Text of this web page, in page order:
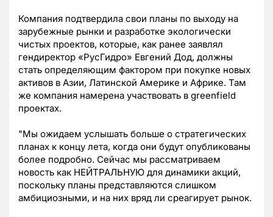
Компания подтвердила свои планы по выходу на
зарубежные рынки и разработке экологически
чистых проектов, которые, как ранее заявлял
гендиректор «РусГидро» Евгений Дод, должны
стать определяющим фактором при покупке новых
активов в Азии, Латинской Америке и Африке. Там
же компания намерена участвовать в greenfield
проектах.
"Мы ожидаем услышать больше о стратегических
планах к концу лета, когда они будут опубликованы
более подробно. Сейчас мы рассматриваем
новость как НЕЙТРАЛЬНУЮ для динамики акций,
поскольку планы представляются слишком
амбициозными, и на них вряд ли среагирует рынок.